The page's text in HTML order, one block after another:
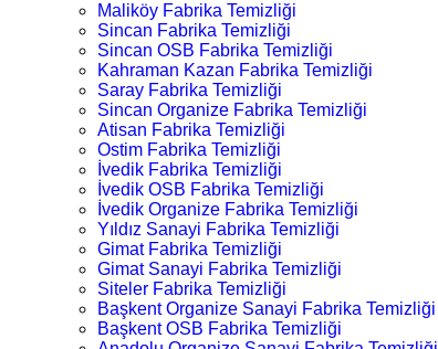
Maliköy Fabrika Temizliği
Sincan Fabrika Temizliği
Sincan OSB Fabrika Temizliği
Kahraman Kazan Fabrika Temizliği
Saray Fabrika Temizliği
Sincan Organize Fabrika Temizliği
Atisan Fabrika Temizliği
Ostim Fabrika Temizliği
İvedik Fabrika Temizliği
İvedik OSB Fabrika Temizliği
İvedik Organize Fabrika Temizliği
Yıldız Sanayi Fabrika Temizliği
Gimat Fabrika Temizliği
Gimat Sanayi Fabrika Temizliği
Siteler Fabrika Temizliği
Başkent Organize Sanayi Fabrika Temizliği
Başkent OSB Fabrika Temizliği